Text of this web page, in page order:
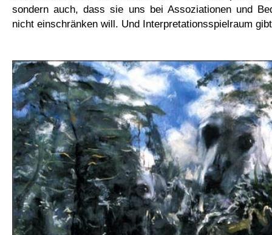
sondernauch, dass sie uns bei Assoziationen und
nicht einschränken will. Und Interpretationsspielraum